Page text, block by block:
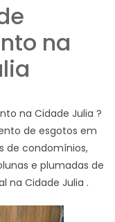
na
na Cidade Julia ?
de esgotos em
de condomínios,
e plumadas de
na Cidade Julia .